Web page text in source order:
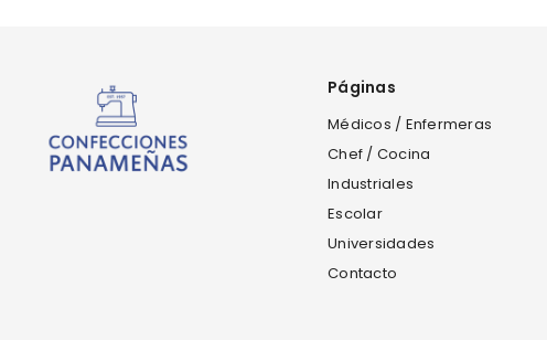
Páginas
Médicos / Enfermeras
Chef / Cocina
Industriales
Escolar
Universidades
Contacto